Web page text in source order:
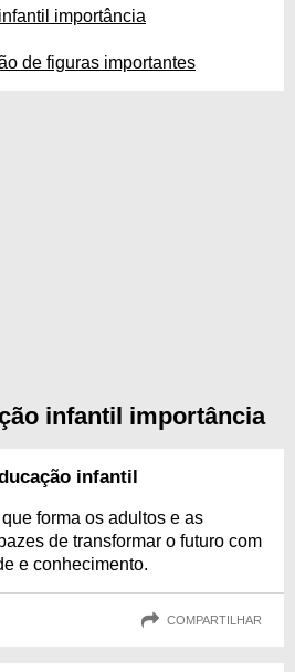
importância
de figuras importantes
infantil importância
infantil
forma os adultos e as
de transformar o futuro com
e conhecimento.
COMPARTILHAR